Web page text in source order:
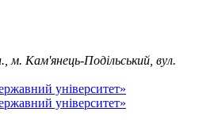
м. Кам'янець-Подільський, вул.